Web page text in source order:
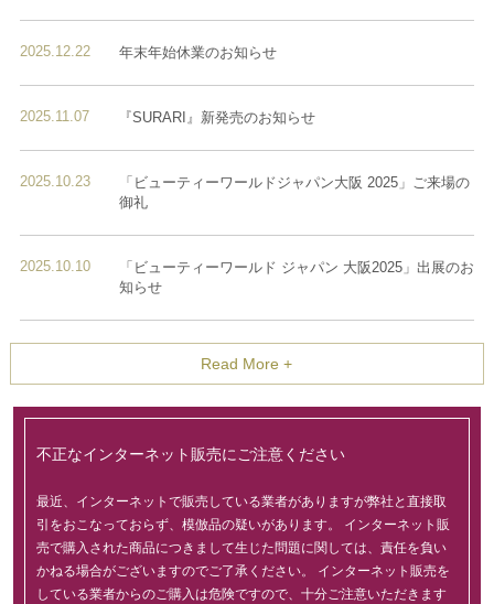
2025.12.22 年末年始休業のお知らせ
2025.11.07 『SURARI』新発売のお知らせ
2025.10.23
「ビューティーワールドジャパン大阪 2025」ご来場の
御礼
2025.10.10
「ビューティーワールド ジャパン 大阪2025」出展のお
知らせ
Read More +
不正なインターネット販売にご注意ください
最近、インターネットで販売している業者がありますが弊社と直接取
引をおこなっておらず、模倣品の疑いがあります。 インターネット販
売で購入された商品につきまして生じた問題に関しては、責任を負い
かねる場合がございますのでご了承ください。 インターネット販売を
している業者からのご購入は危険ですので、十分ご注意いただきます